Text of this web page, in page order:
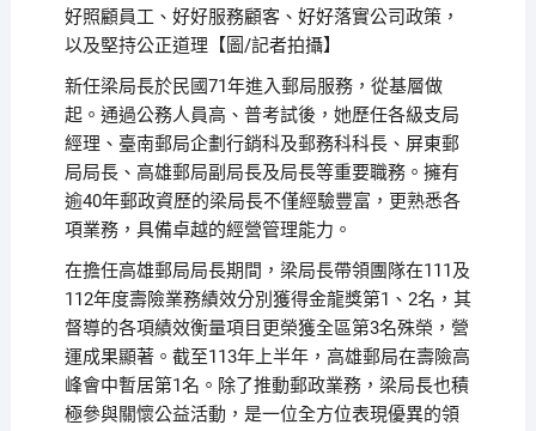
好照顧員工、好好服務顧客、好好落實公司政策，
以及堅持公正道理【圖/記者拍攝】
新任梁局長於民國71年進入郵局服務，從基層做
起。通過公務人員高、普考試後，她歷任各級支局
經理、臺南郵局企劃行銷科及郵務科科長、屏東郵
局局長、高雄郵局副局長及局長等重要職務。擁有
逾40年郵政資歷的梁局長不僅經驗豐富，更熟悉各
項業務，具備卓越的經營管理能力。
在擔任高雄郵局局長期間，梁局長帶領團隊在111及
112年度壽險業務績效分別獲得金龍獎第1、2名，其
督導的各項績效衡量項目更榮獲全區第3名殊榮，營
運成果顯著。截至113年上半年，高雄郵局在壽險高
峰會中暫居第1名。除了推動郵政業務，梁局長也積
極參與關懷公益活動，是一位全方位表現優異的領